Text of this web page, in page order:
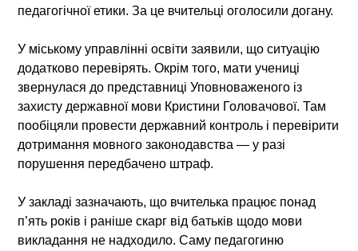
педагогічної етики. За це вчительці оголосили догану.
У міському управлінні освіти заявили, що ситуацію
додатково перевірять. Окрім того, мати учениці
звернулася до представниці Уповноваженого із
захисту державної мови Кристини Головачової. Там
пообіцяли провести державний контроль і перевірити
дотримання мовного законодавства — у разі
порушення передбачено штраф.
У закладі зазначають, що вчителька працює понад
п’ять років і раніше скарг від батьків щодо мови
викладання не надходило. Саму педагогиню